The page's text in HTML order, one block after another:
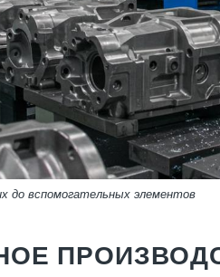
до вспомогательных элементов